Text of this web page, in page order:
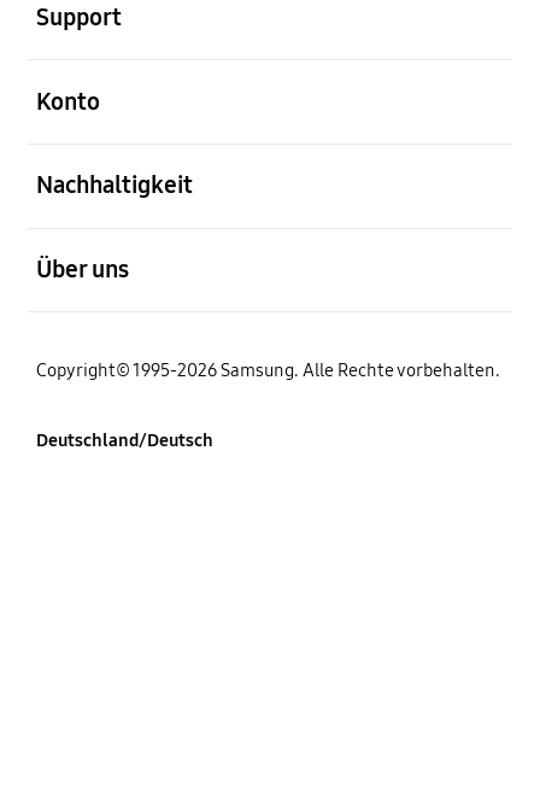
Support
Konto
Nachhaltigkeit
Über uns
Copyright© 1995-2026 Samsung. Alle Rechte vorbehalten.
Deutschland/Deutsch